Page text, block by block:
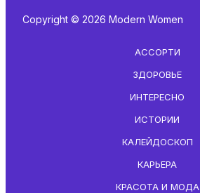
Copyright © 2026 Modern Women
АССОРТИ
ЗДОРОВЬЕ
ИНТЕРЕСНО
ИСТОРИИ
КАЛЕЙДОСКОП
КАРЬЕРА
КРАСОТА И МОДА